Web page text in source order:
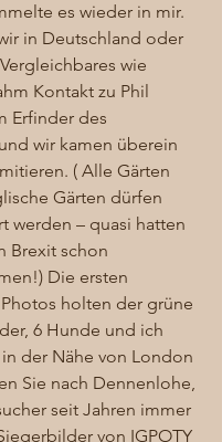
es wieder in mir.
in Deutschland oder
wie
Kontakt zu Phil
Erfinder des
wir kamen überein
( Alle Gärten
Gärten dürfen
werden – quasi hatten
Brexit schon
Die ersten
holten der grüne
6 Hunde und ich
der Nähe von London
Sie nach Dennenlohe,
seit Jahren immer
von IGPOTY